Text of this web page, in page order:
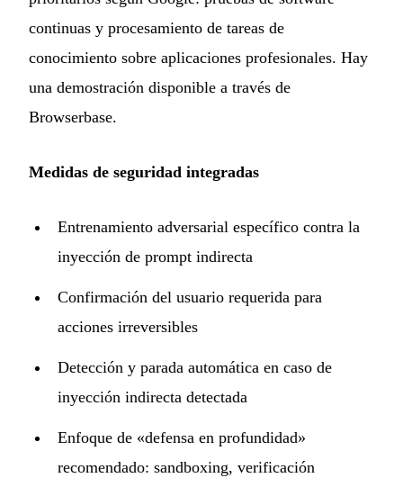
continuas y procesamiento de tareas de
conocimiento sobre aplicaciones profesionales. Hay
una demostración disponible a través de
Browserbase.
Medidas de seguridad integradas
Entrenamiento adversarial específico contra la
inyección de prompt indirecta
Confirmación del usuario requerida para
acciones irreversibles
Detección y parada automática en caso de
inyección indirecta detectada
Enfoque de «defensa en profundidad»
recomendado: sandboxing, verificación